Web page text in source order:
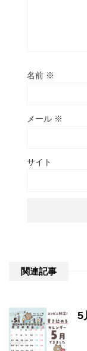
名前 ※
メール ※
サイト
関連記事
5